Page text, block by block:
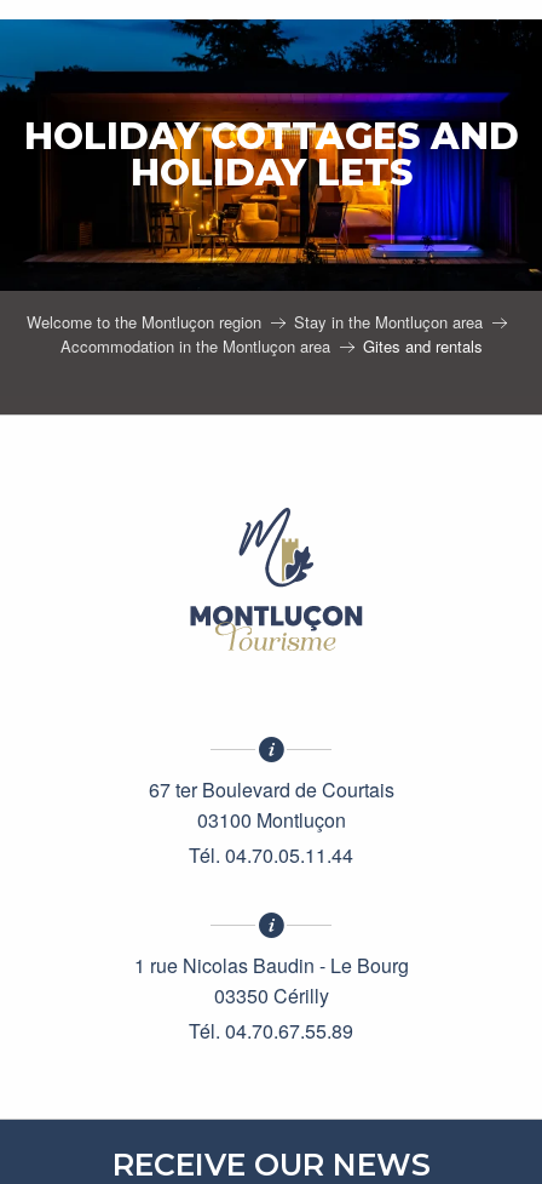
HOLIDAY COTTAGES AND
HOLIDAY LETS
Welcome to the Montluçon region
Stay in the Montluçon area
Accommodation in the Montluçon area
Gites and rentals
Meublé de Madame Morin
Meublé Séjour Paradis n°3
Appartement Le Kennedy
Gîte du Domaine de Mitonnière
67 ter Boulevard de Courtais
03100 Montluçon
Tél. 04.70.05.11.44
1 rue Nicolas Baudin - Le Bourg
03350 Cérilly
Tél. 04.70.67.55.89
RECEIVE OUR NEWS